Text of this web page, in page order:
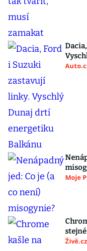
Moje
Živě.cz